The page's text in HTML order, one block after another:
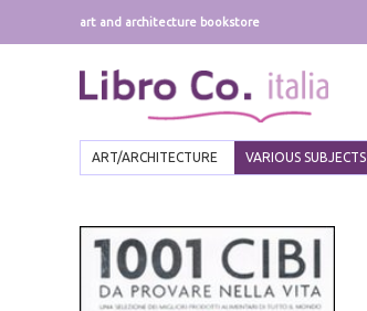
art and architecture bookstore
ART/ARCHITECTURE VARIOUS SUBJECTS